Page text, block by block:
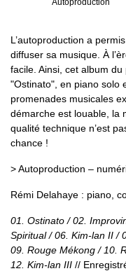
Autoproduction
L’autoproduction a
diffuser sa musique. À
facile. Ainsi, cet album du
"Ostinato", en piano solo
promenades musicales
démarche est louable, la
qualité technique n’est
chance !
> Autoproduction –
Rémi Delahaye : piano,
01. Ostinato / 02.
Spiritual / 06. Kim-lan II /
09. Rouge Mékong / 10.
12. Kim-lan III //